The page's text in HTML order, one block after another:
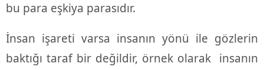
bu para eşkiya parasıdır.
İnsan işareti varsa insanın yönü ile gözlerin
baktığı taraf bir değildir, örnek olarak insanın